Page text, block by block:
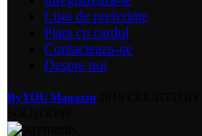
Lista de preferinte
Plata cu cardul
Contacteaza-ne
Despre noi
ByYOU Magazin